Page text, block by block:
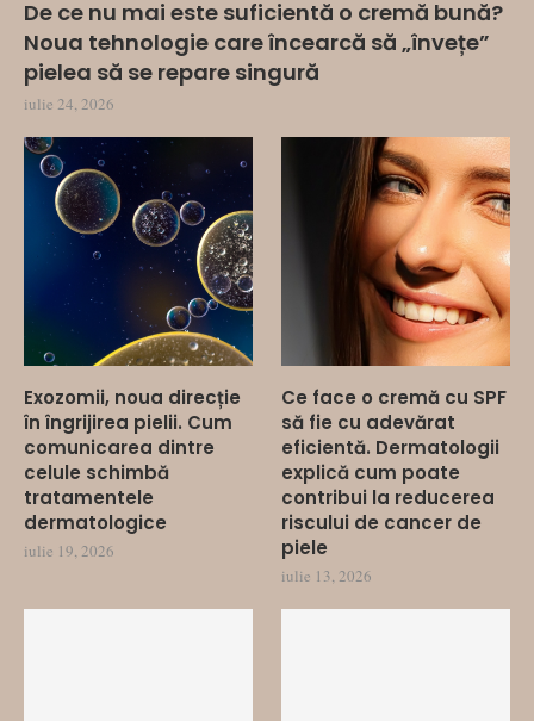
De ce nu mai este suficientă o cremă bună?
Noua tehnologie care încearcă să „învețe”
pielea să se repare singură
iulie 24, 2026
Exozomii, noua direcție
în îngrijirea pielii. Cum
comunicarea dintre
celule schimbă
tratamentele
dermatologice
iulie 19, 2026
Ce face o cremă cu SPF
să fie cu adevărat
eficientă. Dermatologii
explică cum poate
contribui la reducerea
riscului de cancer de
piele
iulie 13, 2026